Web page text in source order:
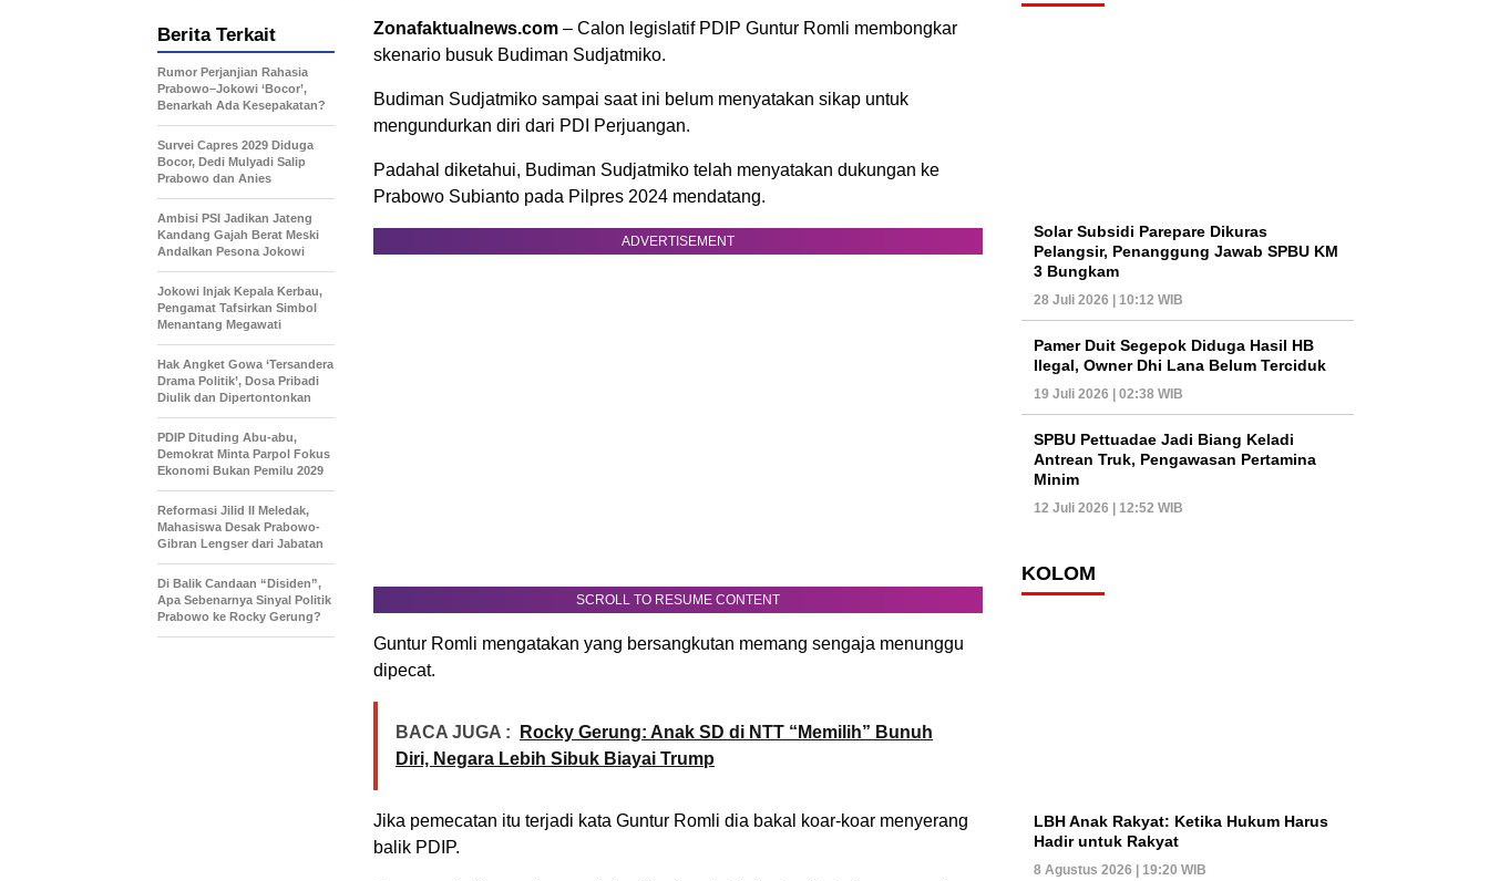
Zonafaktualnews.com – Calon legislatif PDIP Guntur Romli membongkar
skenario busuk Budiman Sudjatmiko.
Budiman Sudjatmiko sampai saat ini belum menyatakan sikap untuk
mengundurkan diri dari PDI Perjuangan.
Padahal diketahui, Budiman Sudjatmiko telah menyatakan dukungan ke
Prabowo Subianto pada Pilpres 2024 mendatang.
ADVERTISEMENT
SCROLL TO RESUME CONTENT
Guntur Romli mengatakan yang bersangkutan memang sengaja menunggu
dipecat.
BACA JUGA :
Rocky Gerung: Anak SD di NTT “Memilih” Bunuh
Diri, Negara Lebih Sibuk Biayai Trump
Jika pemecatan itu terjadi kata Guntur Romli dia bakal koar-koar menyerang
balik PDIP.
Berita Terkait
Rumor Perjanjian Rahasia
Prabowo–Jokowi ‘Bocor’,
Benarkah Ada Kesepakatan?
Survei Capres 2029 Diduga
Bocor, Dedi Mulyadi Salip
Prabowo dan Anies
Ambisi PSI Jadikan Jateng
Kandang Gajah Berat Meski
Andalkan Pesona Jokowi
Jokowi Injak Kepala Kerbau,
Pengamat Tafsirkan Simbol
Menantang Megawati
Hak Angket Gowa ‘Tersandera
Drama Politik’, Dosa Pribadi
Diulik dan Dipertontonkan
PDIP Dituding Abu-abu,
Demokrat Minta Parpol Fokus
Ekonomi Bukan Pemilu 2029
Reformasi Jilid II Meledak,
Mahasiswa Desak Prabowo-
Gibran Lengser dari Jabatan
Di Balik Candaan “Disiden”,
Apa Sebenarnya Sinyal Politik
Prabowo ke Rocky Gerung?
Solar Subsidi Parepare Dikuras
Pelangsir, Penanggung Jawab SPBU KM
3 Bungkam
28 Juli 2026 | 10:12 WIB
Pamer Duit Segepok Diduga Hasil HB
Ilegal, Owner Dhi Lana Belum Terciduk
19 Juli 2026 | 02:38 WIB
SPBU Pettuadae Jadi Biang Keladi
Antrean Truk, Pengawasan Pertamina
Minim
12 Juli 2026 | 12:52 WIB
KOLOM
LBH Anak Rakyat: Ketika Hukum Harus
Hadir untuk Rakyat
8 Agustus 2026 | 19:20 WIB